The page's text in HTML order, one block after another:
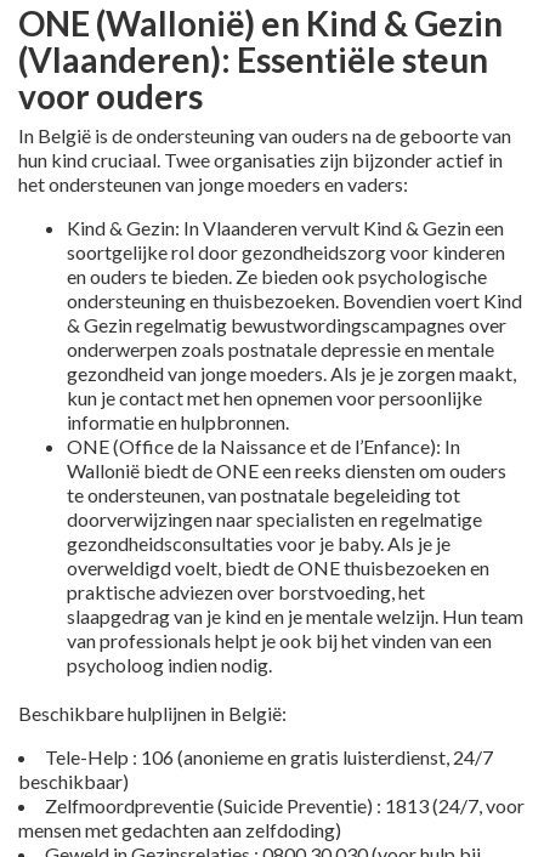
ONE (Wallonië) en Kind & Gezin
(Vlaanderen): Essentiële steun
voor ouders
In België is de ondersteuning van ouders na de geboorte van
hun kind cruciaal. Twee organisaties zijn bijzonder actief in
het ondersteunen van jonge moeders en vaders:
Kind & Gezin: In Vlaanderen vervult Kind & Gezin een
soortgelijke rol door gezondheidszorg voor kinderen
en ouders te bieden. Ze bieden ook psychologische
ondersteuning en thuisbezoeken. Bovendien voert Kind
& Gezin regelmatig bewustwordingscampagnes over
onderwerpen zoals postnatale depressie en mentale
gezondheid van jonge moeders. Als je je zorgen maakt,
kun je contact met hen opnemen voor persoonlijke
informatie en hulpbronnen.
ONE (Office de la Naissance et de l’Enfance): In
Wallonië biedt de ONE een reeks diensten om ouders
te ondersteunen, van postnatale begeleiding tot
doorverwijzingen naar specialisten en regelmatige
gezondheidsconsultaties voor je baby. Als je je
overweldigd voelt, biedt de ONE thuisbezoeken en
praktische adviezen over borstvoeding, het
slaapgedrag van je kind en je mentale welzijn. Hun team
van professionals helpt je ook bij het vinden van een
psycholoog indien nodig.
Beschikbare hulplijnen in België:
Tele-Help : 106 (anonieme en gratis luisterdienst, 24/7
beschikbaar)
Zelfmoordpreventie (Suicide Preventie) : 1813 (24/7, voor
mensen met gedachten aan zelfdoding)